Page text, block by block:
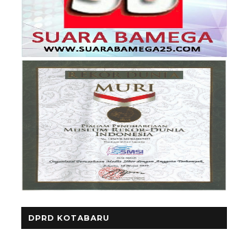
DPRD KOTABARU